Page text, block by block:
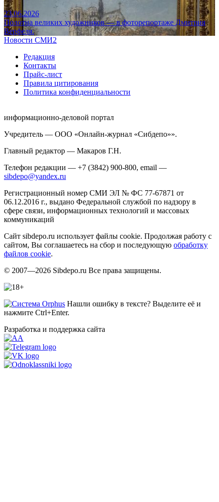
23.06.2026
Полотна великих художников — в фоторепортаже Дмитрия
Верфеля.
Новости СМИ2
Редакция
Контакты
Прайс-лист
Правила цитирования
Политика конфиденциальности
информационно-деловой портал
Учредитель — ООО «Онлайн-журнал «Сибдепо»».
Главный редактор — Макаров Г.Н.
Телефон редакции — +7 (3842) 900-800, email —
sibdepo@yandex.ru
Регистрационный номер СМИ ЭЛ № ФС 77-67871 от
06.12.2016 г., выдано Федеральной службой по надзору в
сфере связи, информационных технологий и массовых
коммуникаций
Сайт sibdepo.ru использует файлы cookie. Продолжая работу с
сайтом, Вы соглашаетесь на сбор и последующую обработку
файлов cookie.
© 2007—2026 Sibdepo.ru Все права защищены.
Нашли ошибку в тексте? Выделите её и
нажмите Ctrl+Enter.
Разработка и поддержка сайта